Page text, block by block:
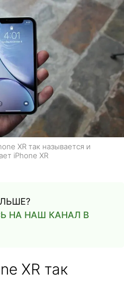
XR так называется и
iPhone XR
НА НАШ КАНАЛ В
XR так